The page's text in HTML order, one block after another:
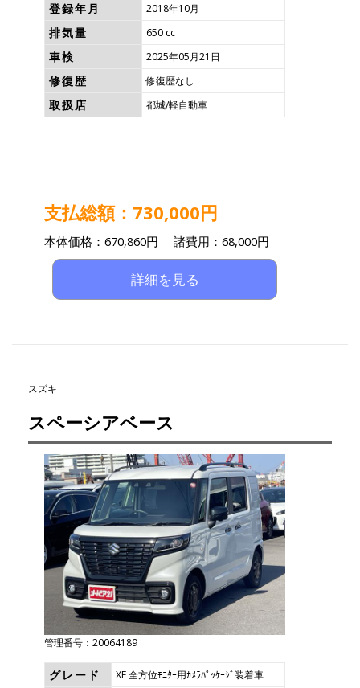
登録年月 2018年10月
排気量 650 cc
車検 2025年05月21日
修復歴 修復歴なし
取扱店 都城/軽自動車
支払総額：730,000円
本体価格：670,860円 諸費用：68,000円
詳細を見る
スズキ
スペーシアベース
管理番号：20064189
グレード XF 全方位ﾓﾆﾀｰ用ｶﾒﾗﾊﾟｯｹｰｼﾞ装着車